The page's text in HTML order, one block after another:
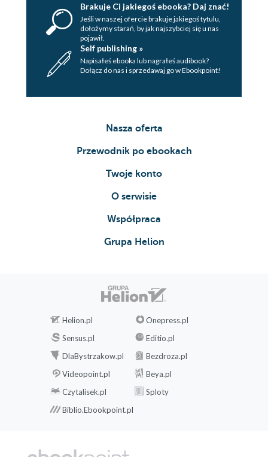
Brakuje Ci jakiegoś ebooka? Daj znać!
Jeśli w naszej ofercie brakuje jakiegoś tytulu,
dołożymy starań, by jak najszybciej się u nas
pojawił.
Self publishing »
Napisałeś ebooka lub nagrałeś audibook?
Dołącz do nas i sprzedawaj go w Ebookpoint!
Nasza oferta
Przewodnik po ebookach
Twoje konto
O serwisie
Współpraca
Grupa Helion
Helion.pl
Onepress.pl
Sensus.pl
Editio.pl
DlaBystrzakow.pl
Bezdroza.pl
Videopoint.pl
Beya.pl
Czytalisek.pl
Sploty
Biblio.Ebookpoint.pl